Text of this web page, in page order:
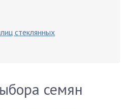
стеклянных
семян